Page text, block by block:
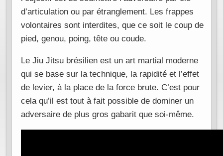
d’articulation ou par étranglement. Les frappes
volontaires sont interdites, que ce soit le coup de
pied, genou, poing, tête ou coude.
Le Jiu Jitsu brésilien est un art martial moderne
qui se base sur la technique, la rapidité et l’effet
de levier, à la place de la force brute. C’est pour
cela qu’il est tout à fait possible de dominer un
adversaire de plus gros gabarit que soi-même.